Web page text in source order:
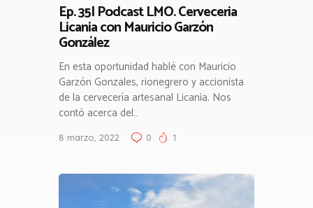
Ep. 35| Podcast LMO. Cerveceria
Licania con Mauricio Garzón
González
En esta oportunidad hablé con Mauricio
Garzón Gonzales, rionegrero y accionista
de la cervecería artesanal Licania. Nos
contó acerca del…
8 marzo, 2022 0 1